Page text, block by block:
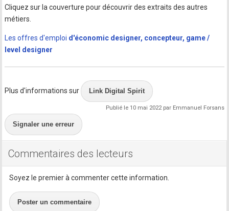
Cliquez sur la couverture pour découvrir des extraits des autres
métiers.
Les offres d'emploi d'économic designer, concepteur, game /
level designer
Plus d'informations sur Link Digital Spirit
Publié le 10 mai 2022 par Emmanuel Forsans
Signaler une erreur
Commentaires des lecteurs
Soyez le premier à commenter cette information.
Poster un commentaire